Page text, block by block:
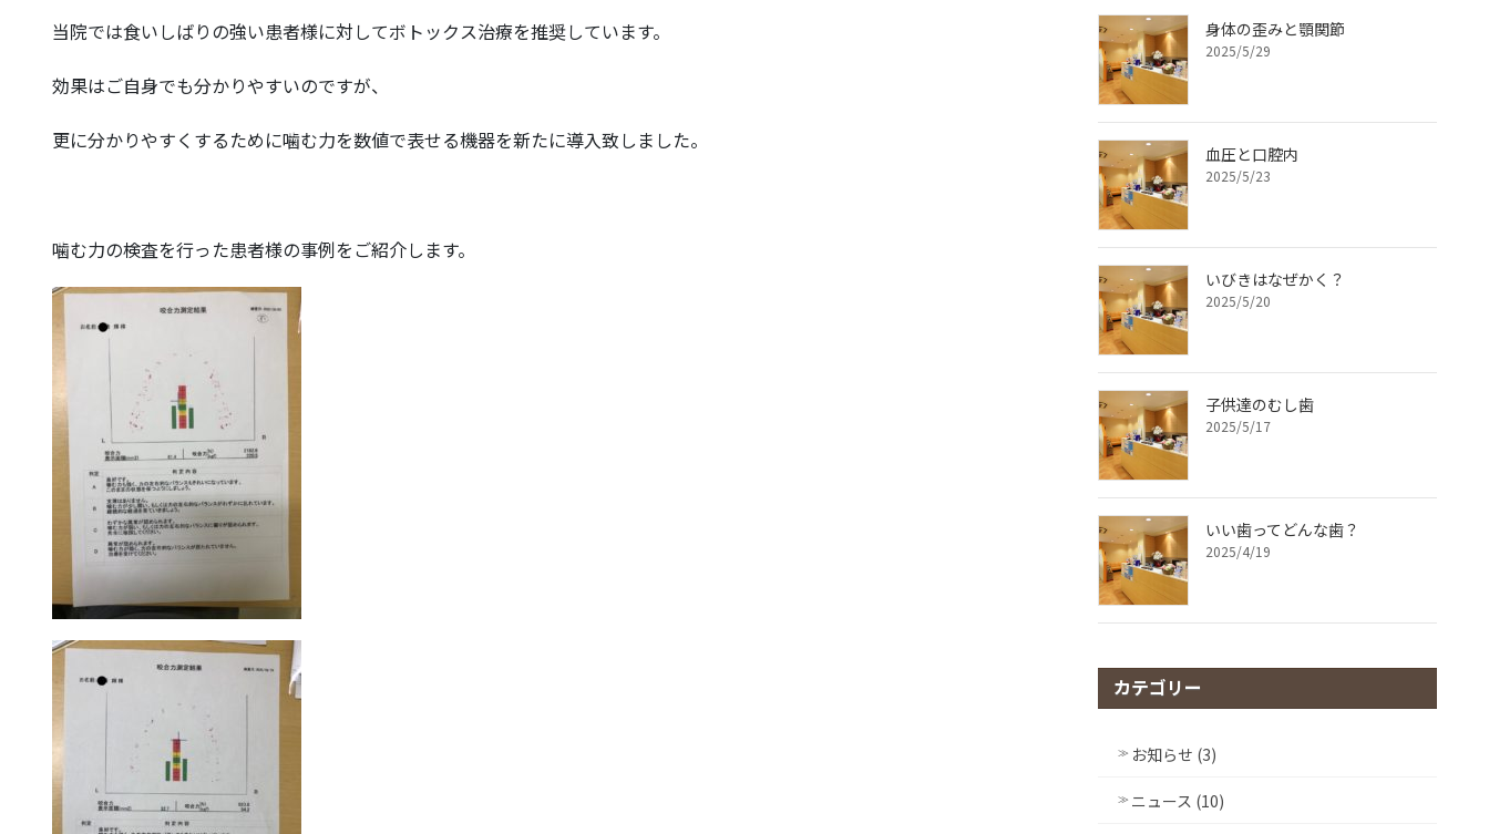
当院では食いしばりの強い患者様に対してボトックス治療を推奨しています。
効果はご自身でも分かりやすいのですが、
更に分かりやすくするために噛む力を数値で表せる機器を新たに導入致しました。
噛む力の検査を行った患者様の事例をご紹介します。
身体の歪みと顎関節
2025/5/29
血圧と口腔内
2025/5/23
いびきはなぜかく？
2025/5/20
子供達のむし歯
2025/5/17
いい歯ってどんな歯？
2025/4/19
カテゴリー
お知らせ (3)
ニュース (10)